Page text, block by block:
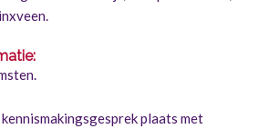
plaats met